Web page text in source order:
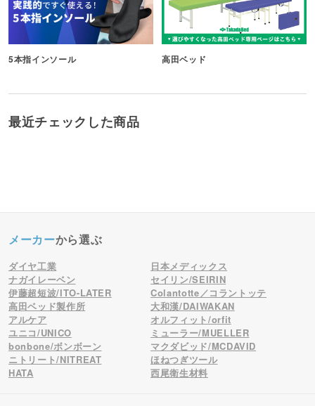
5本指インソール 高田ベッド
最近チェックした商品
メーカーから選ぶ
ダイヤ工業
日本メディックス
ナガイレーベン
セイリン/SEIRIN
伊藤超短波/ITO-LATER
Colantotte／コラントッテ
高田ベッド製作所
大和漢/DAIWAKAN
アルケア
オルフィット/orfit
ユニコ/UNICO
ミューラー/MUELLER
bonbone/ボンボーン
マクダビッド/MCDAVID
ニトリート/NITREAT
ほねつぎツール
HATA
西尾衛生材料